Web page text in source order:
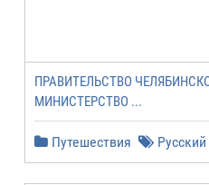
ПРАВИТЕЛЬСТВО
МИНИСТЕРСТВО ...
Путешествия Русский